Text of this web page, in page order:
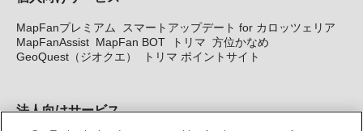
MapFanプレミアム
スマートアップデート for カロッツェリア
MapFanAssist MapFan BOT トリマ 方位かなめ
GeoQuest（ジオクエ）
トリマ ポイントサイト
法人向けサービス